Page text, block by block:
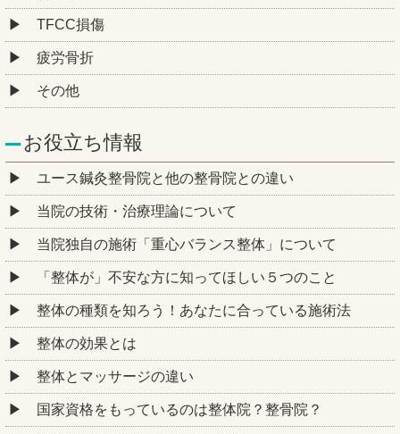
TFCC損傷
疲労骨折
その他
お役立ち情報
ユース鍼灸整骨院と他の整骨院との違い
当院の技術・治療理論について
当院独自の施術「重心バランス整体」について
「整体が」不安な方に知ってほしい５つのこと
整体の種類を知ろう！あなたに合っている施術法
整体の効果とは
整体とマッサージの違い
国家資格をもっているのは整体院？整骨院？